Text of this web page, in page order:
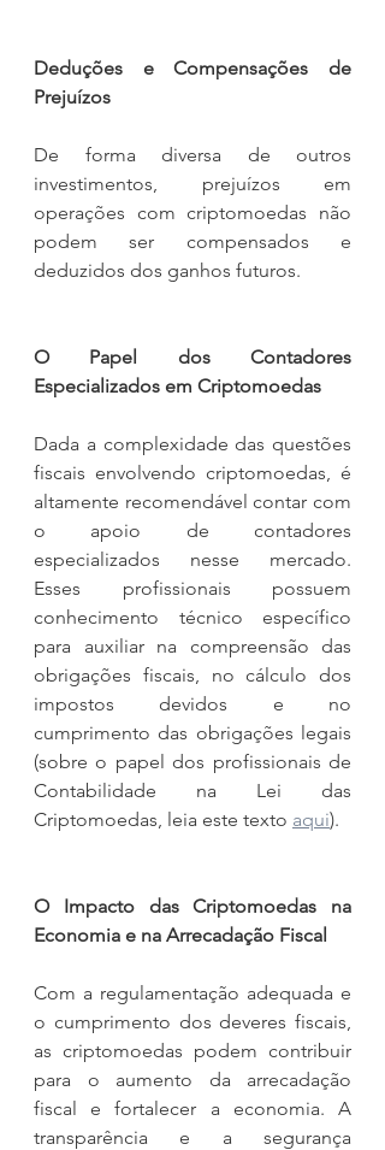
Deduções e Compensações de
Prejuízos
De forma diversa de outros
investimentos, prejuízos em
operações com criptomoedas não
podem ser compensados e
deduzidos dos ganhos futuros.
O Papel dos Contadores
Especializados em Criptomoedas
Dada a complexidade das questões
fiscais envolvendo criptomoedas, é
altamente recomendável contar com
o apoio de contadores
especializados nesse mercado.
Esses profissionais possuem
conhecimento técnico específico
para auxiliar na compreensão das
obrigações fiscais, no cálculo dos
impostos devidos e no
cumprimento das obrigações legais
(sobre o papel dos profissionais de
Contabilidade na Lei das
Criptomoedas, leia este texto aqui).
O Impacto das Criptomoedas na
Economia e na Arrecadação Fiscal
Com a regulamentação adequada e
o cumprimento dos deveres fiscais,
as criptomoedas podem contribuir
para o aumento da arrecadação
fiscal e fortalecer a economia. A
transparência e a segurança